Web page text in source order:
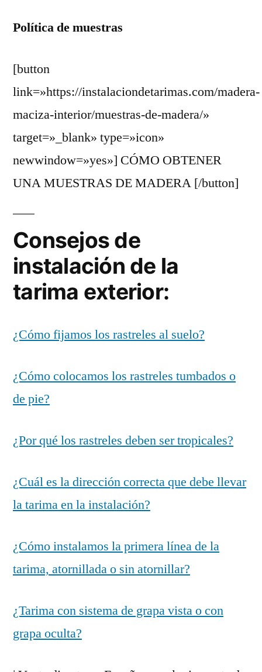
Política de muestras
[button
link=»https://instalaciondetarimas.com/madera-
maciza-interior/muestras-de-madera/»
target=»_blank» type=»icon»
newwindow=»yes»] CÓMO OBTENER
UNA MUESTRAS DE MADERA [/button]
Consejos de
instalación de la
tarima exterior:
¿Cómo fijamos los rastreles al suelo?
¿Cómo colocamos los rastreles tumbados o
de pie?
¿Por qué los rastreles deben ser tropicales?
¿Cuál es la dirección correcta que debe llevar
la tarima en la instalación?
¿Cómo instalamos la primera línea de la
tarima, atornillada o sin atornillar?
¿Tarima con sistema de grapa vista o con
grapa oculta?